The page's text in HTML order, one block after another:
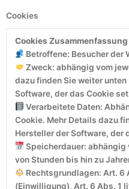
Cookies
Cookies Zusammenfassung
Betroffene: Besucher der
Zweck: abhängig vom
dazu finden Sie weiter
Software, der das Cookie
Verarbeitete Daten:
Cookie. Mehr Details dazu
Hersteller der Software, der
Speicherdauer: abhängig
von Stunden bis hin zu
Rechtsgrundlagen: Art. 6
(Einwilligung), Art. 6 Abs. 1